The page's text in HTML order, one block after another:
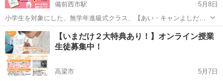
備前西市駅
5月8日
小学生を対象にした、無学年進級式クラス、【あい・キャンよしだ教
室】ではただいま生徒募集中です。小学１年生から４年生対象の教室
です。 無学年進級式クラスなので、学年に関係なくそれぞれのお子様
のペースでどんどん学習できます。 ...
岡山 岡山市 備前西市駅 塾 国語
【いまだけ２大特典あり！】オンライン授業
生徒募集中！
高梁市 5月7日